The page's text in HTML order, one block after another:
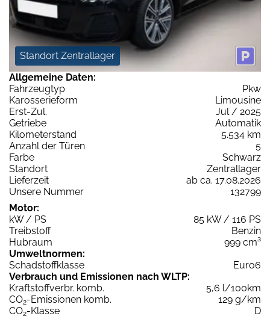
Standort Zentrallager
Allgemeine Daten:
Fahrzeugtyp
Pkw
Karosserieform
Limousine
Erst-Zul.
Jul / 2025
Getriebe
Automatik
Kilometerstand
5.534 km
Anzahl der Türen
5
Farbe
Schwarz
Standort
Zentrallager
Lieferzeit
ab ca. 17.08.2026
Unsere Nummer
132799
Motor:
kW / PS
85 kW / 116 PS
Treibstoff
Benzin
Hubraum
999 cm³
Umweltnormen:
Schadstoffklasse
Euro6
Verbrauch und Emissionen nach WLTP:
Kraftstoffverbr. komb.
5,6 l/100km
CO2-Emissionen komb.
129 g/km
CO2-Klasse
D